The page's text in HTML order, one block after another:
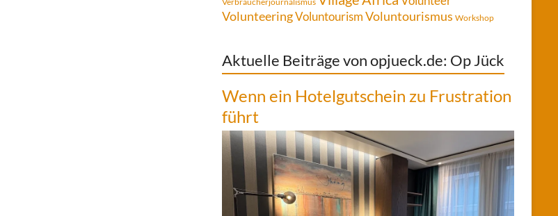
VolunteeringVoluntourismVoluntourismus Workshop
Aktuelle Beiträge von opjueck.de: Op Jück
Wenn ein Hotelgutschein zu Frustration
führt